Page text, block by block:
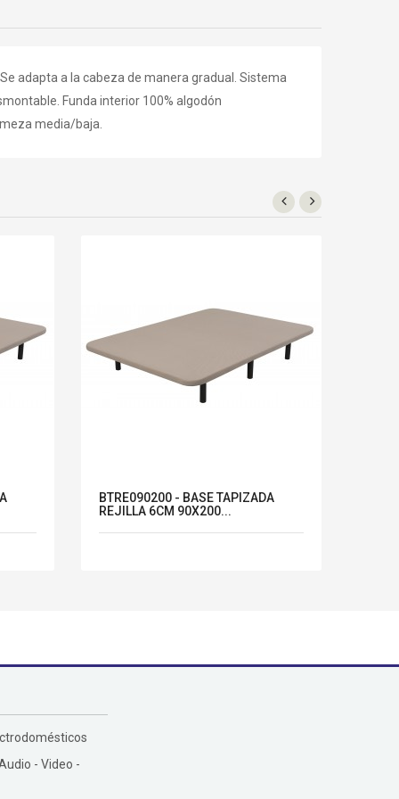
adapta a la cabeza de manera gradual. Sistema
Funda interior 100% algodón
media/baja.
BTRE090200 - BASE TAPIZADA
REJILLA 6CM 90X200...
- Video -